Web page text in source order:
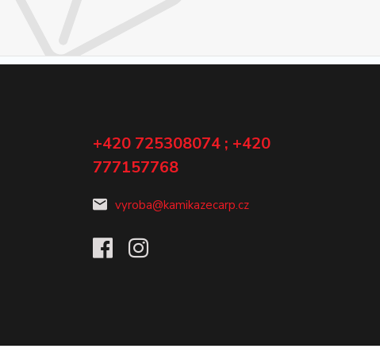
+420 725308074 ; +420
777157768
vyroba@kamikazecarp.cz